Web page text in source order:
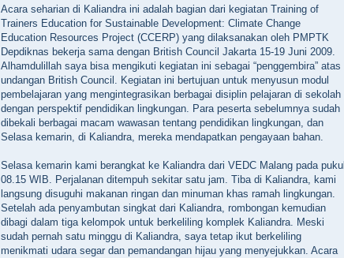
Acara seharian di Kaliandra ini adalah bagian dari kegiatan Training of
Trainers Education for Sustainable Development: Climate Change
Education Resources Project (CCERP) yang dilaksanakan oleh PMPTK
Depdiknas bekerja sama dengan British Council Jakarta 15-19 Juni 2009.
Alhamdulillah saya bisa mengikuti kegiatan ini sebagai “penggembira” atas
undangan British Council. Kegiatan ini bertujuan untuk menyusun modul
pembelajaran yang mengintegrasikan berbagai disiplin pelajaran di sekolah
dengan perspektif pendidikan lingkungan. Para peserta sebelumnya sudah
dibekali berbagai macam wawasan tentang pendidikan lingkungan, dan
Selasa kemarin, di Kaliandra, mereka mendapatkan pengayaan bahan.
Selasa kemarin kami berangkat ke Kaliandra dari VEDC Malang pada pukul
08.15 WIB. Perjalanan ditempuh sekitar satu jam. Tiba di Kaliandra, kami
langsung disuguhi makanan ringan dan minuman khas ramah lingkungan.
Setelah ada penyambutan singkat dari Kaliandra, rombongan kemudian
dibagi dalam tiga kelompok untuk berkeliling komplek Kaliandra. Meski
sudah pernah satu minggu di Kaliandra, saya tetap ikut berkeliling
menikmati udara segar dan pemandangan hijau yang menyejukkan. Acara